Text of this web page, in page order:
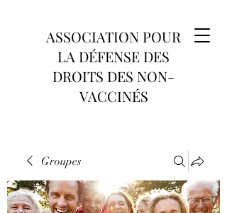
ASSOCIATION POUR
LA DÉFENSE DES
DROITS DES NON-
VACCINÉS
Groupes